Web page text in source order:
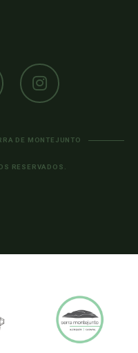
DE MONTEJUNTO
RESERVADOS.